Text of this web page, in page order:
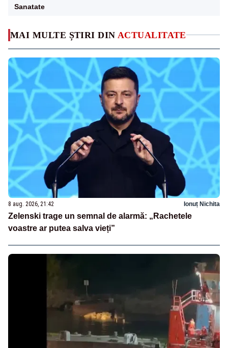
MAI MULTE ȘTIRI DIN ACTUALITATE
8 aug. 2026, 21:42 Ionuț Nichita
Zelenski trage un semnal de alarmă: „Rachetele
voastre ar putea salva vieți”
Sanatate